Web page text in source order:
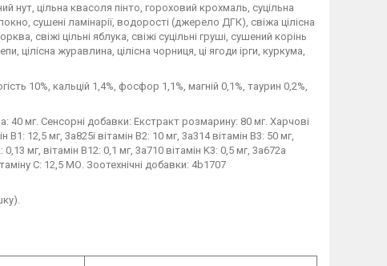
нут, цільна квасоля пінто, гороховий крохмаль, суцільна
сушені ламінарії, водорості (джерело ДГК), свіжа цілісна
свіжі цільні яблука, свіжі суцільні груші, сушений корінь
цілісна журавлина, цілісна чорниця, ці ягоди ірги, куркума,
10%, кальцій 1,4%, фосфор 1,1%, магній 0,1%, таурин 0,2%,
40 мг. Сенсорні добавки: Екстракт розмарину: 80 мг. Харчові
12,5 мг, 3a825i вітамін B2: 10 мг, 3a314 вітамін B3: 50 мг,
мг, вітамін B12: 0,1 мг, 3a710 вітамін K3: 0,5 мг, 3a672a
С: 12,5 МО. Зоотехнічні добавки: 4b1707